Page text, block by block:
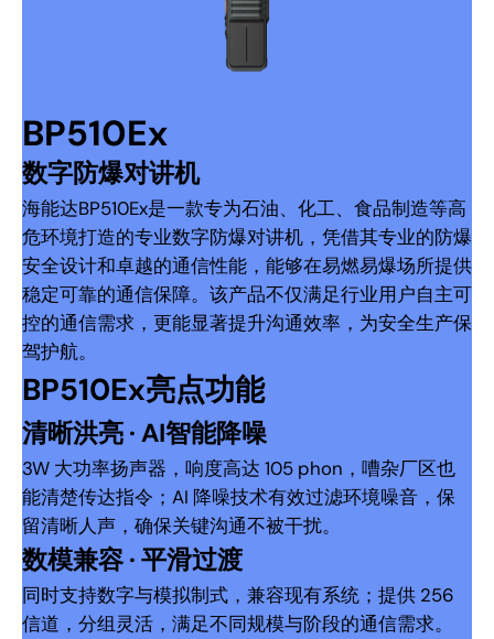
BP510Ex
数字防爆对讲机
海能达BP510Ex是一款专为石油、化工、食品制造等高
危环境打造的专业数字防爆对讲机，凭借其专业的防爆
安全设计和卓越的通信性能，能够在易燃易爆场所提供
稳定可靠的通信保障。该产品不仅满足行业用户自主可
控的通信需求，更能显著提升沟通效率，为安全生产保
驾护航。
BP510Ex亮点功能
清晰洪亮 · AI智能降噪
3W 大功率扬声器，响度高达 105 phon，嘈杂厂区也
能清楚传达指令；AI 降噪技术有效过滤环境噪音，保
留清晰人声，确保关键沟通不被干扰。
数模兼容 · 平滑过渡
同时支持数字与模拟制式，兼容现有系统；提供 256
信道，分组灵活，满足不同规模与阶段的通信需求。